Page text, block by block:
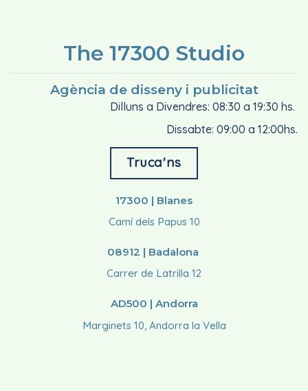
The 17300 Studio
Agència de disseny i publicitat
Dilluns a Divendres: 08:30 a 19:30 hs.
Dissabte: 09:00 a 12:00hs.
Truca'ns
17300 | Blanes
Camí dels Papus 10
08912 | Badalona
Carrer de Latrilla 12
AD500 | Andorra
Marginets 10, Andorra la Vella